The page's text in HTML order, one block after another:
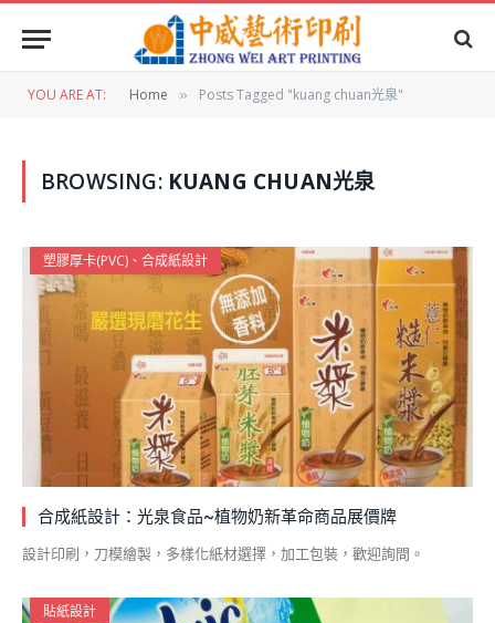
YOU ARE AT: Home » Posts Tagged "kuang chuan光泉"
BROWSING: KUANG CHUAN光泉
塑膠厚卡(PVC)、合成紙設計
合成紙設計：光泉食品~植物奶新革命商品展價牌
設計印刷，刀模繪製，多樣化紙材選擇，加工包裝，歡迎詢問。
貼紙設計